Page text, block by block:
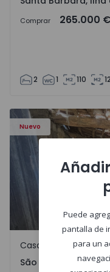
Comprar 265.000 €
2 1 110
Nuevo
Casa Vila Real, São
São Tomé do
Casa de Campo
São Tomé do
Puede
pantalla de
para un